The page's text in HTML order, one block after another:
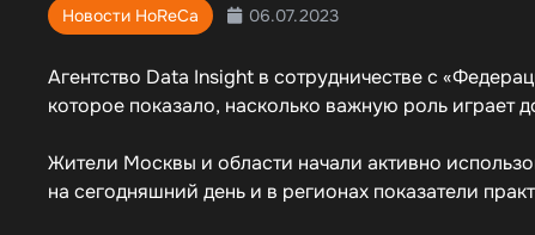
Новости HoReCa 06.07.2023
Агентство Data Insight в сотрудничестве с
которое показало, насколько важную роль играет
Жители Москвы и области начали активно
на сегодняшний день и в регионах показатели